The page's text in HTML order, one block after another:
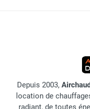
Depuis 2003,
location de
radiant, de toutes